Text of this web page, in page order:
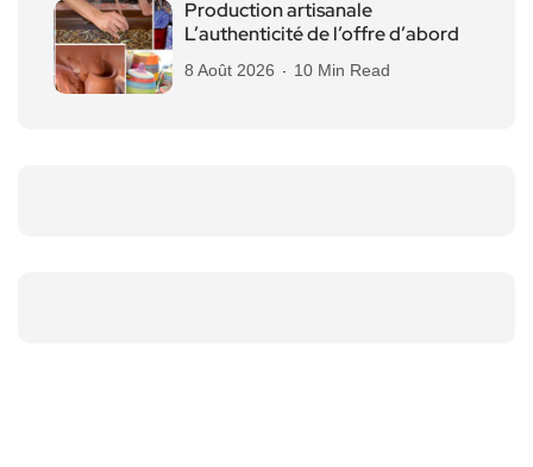
Production artisanale
L’authenticité de l’offre d’abord
8 Août 2026 10 Min Read